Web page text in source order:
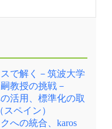
仕組みで
「空席」を
に、このモ
り）政策、
として描か
ョンとし
を「Bee
統合し、移
打ち出され
ワークの整
にも
ス：
（相乗り）
フラン
題実験、内
（PDMを中
り 情報
所（IBS）
される方
で解く－筑波大学
教授の挑戦－
活用、標準化の取
スペイン）
への統合、karos